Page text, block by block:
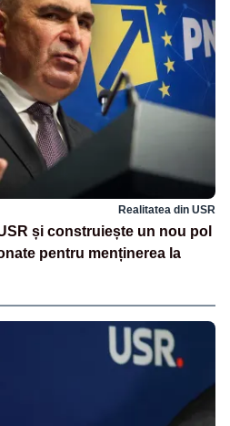
Realitatea din USR
și construiește un nou pol
pentru menținerea la